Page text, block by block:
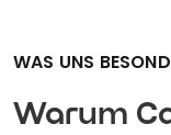
WAS UNS
Warum